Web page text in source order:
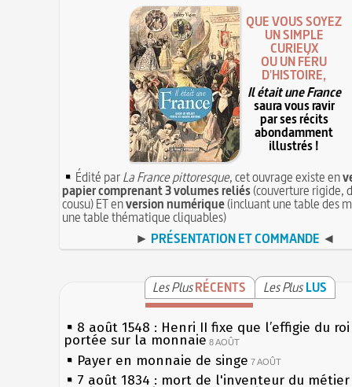
QUE VOUS SOYEZ
UN SIMPLE
CURIEUX
OU UN FÉRU
D'HISTOIRE,
Il était une France
saura vous ravir
par ses récits
abondamment
illustrés !
Édité parLa France pittoresque, cet ouvrage existe en
papier comprenant 3 volumes reliés(couverture rigide,
cousu) ET enversion numérique(incluant une table des
une table thématique cliquables)
► PRÉSENTATION ET COMMANDE ◄
Les PlusRÉCENTS Les Plus LUS
8 août 1548 : Henri II fixe que l’effigie du
portée sur la monnaie 8 AOÛT
Payer en monnaie de singe 7 AOÛT
7 août 1834 : mort de l'inventeur du